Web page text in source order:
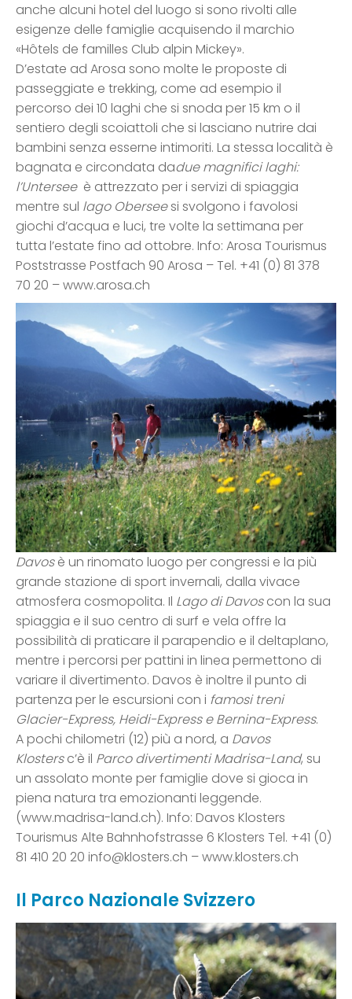
anche alcuni hotel del luogo si sono rivolti alle
esigenze delle famiglie acquisendo il marchio
«Hôtels de familles Club alpin Mickey».
D’estate ad Arosa sono molte le proposte di
passeggiate e trekking, come ad esempio il
percorso dei 10 laghi che si snoda per 15 km o il
sentiero degli scoiattoli che si lasciano nutrire dai
bambini senza esserne intimoriti. La stessa località è
bagnata e circondata dadue magnifici laghi:
l’Unterseeè attrezzato per i servizi di spiaggia
mentre sul lago Oberseesi svolgono i favolosi
giochi d’acqua e luci, tre volte la settimana per
tutta l’estate fino ad ottobre. Info: Arosa Tourismus
Poststrasse Postfach 90 Arosa – Tel. +41 (0) 81 378
70 20 – www.arosa.ch
Davosè un rinomato luogo per congressi e la più
grande stazione di sport invernali, dalla vivace
atmosfera cosmopolita. Il Lago di Davoscon la sua
spiaggia e il suo centro di surf e vela offre la
possibilità di praticare il parapendio e il deltaplano,
mentre i percorsi per pattini in linea permettono di
variare il divertimento. Davos è inoltre il punto di
partenza per le escursioni con i famosi treni
Glacier-Express, Heidi-Express e Bernina-Express.
A pochi chilometri (12) più a nord, a Davos
Klostersc’è il Parco divertimenti Madrisa-Land, su
un assolato monte per famiglie dove si gioca in
piena natura tra emozionanti leggende.
(www.madrisa-land.ch). Info: Davos Klosters
Tourismus Alte Bahnhofstrasse 6 Klosters Tel. +41 (0)
81 410 20 20 info@klosters.ch – www.klosters.ch
Il Parco Nazionale Svizzero